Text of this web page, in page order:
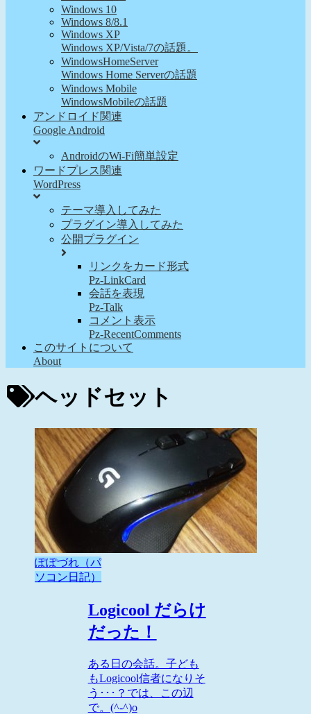
Windows 10
Windows 8/8.1
Windows XP
Windows XP/Vista/7の話題。
WindowsHomeServer
Windows Home Serverの話題
Windows Mobile
WindowsMobileの話題
アンドロイド関連
Google Android
AndroidのWi-Fi簡単設定
ワードプレス関連
WordPress
テーマ導入してみた
プラグイン導入してみた
公開プラグイン
リンクをカード形式
Pz-LinkCard
会話を表現
Pz-Talk
コメント表示
Pz-RecentComments
このサイトについて
About
ヘッドセット
ぽぽづれ（パ
ソコン日記）
Logicool だらけ
だった！
ある日の会話。子ども
もLogicool信者になりそ
う･･･？では、この辺
で。(^-^)o